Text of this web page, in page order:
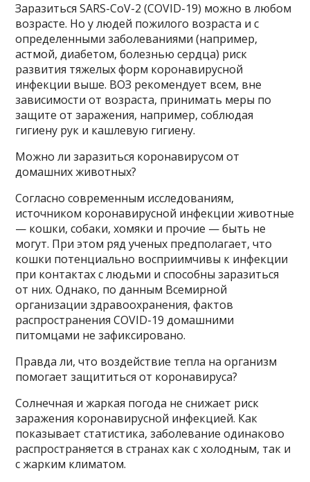
Заразиться SARS-CoV-2 (COVID-19) можно в любом
возрасте. Но у людей пожилого возраста и с
определенными заболеваниями (например,
астмой, диабетом, болезнью сердца) риск
развития тяжелых форм коронавирусной
инфекции выше. ВОЗ рекомендует всем, вне
зависимости от возраста, принимать меры по
защите от заражения, например, соблюдая
гигиену рук и кашлевую гигиену.
Можно ли заразиться коронавирусом от
домашних животных?
Согласно современным исследованиям,
источником коронавирусной инфекции животные
— кошки, собаки, хомяки и прочие — быть не
могут. При этом ряд ученых предполагает, что
кошки потенциально восприимчивы к инфекции
при контактах с людьми и способны заразиться
от них. Однако, по данным Всемирной
организации здравоохранения, фактов
распространения COVID-19 домашними
питомцами не зафиксировано.
Правда ли, что воздействие тепла на организм
помогает защититься от коронавируса?
Солнечная и жаркая погода не снижает риск
заражения коронавирусной инфекцией. Как
показывает статистика, заболевание одинаково
распространяется в странах как с холодным, так и
с жарким климатом.